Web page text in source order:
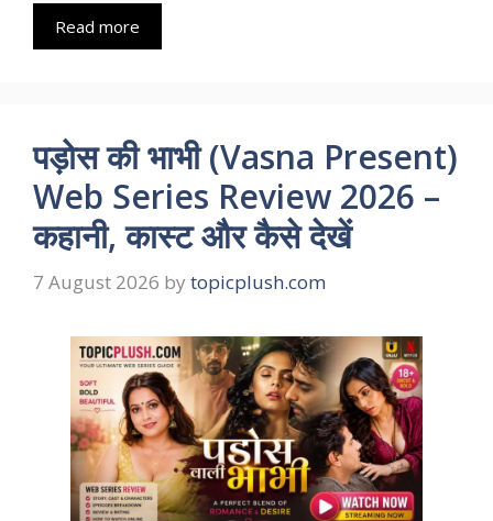
Read more
पड़ोस की भाभी (Vasna Present)
Web Series Review 2026 –
कहानी, कास्ट और कैसे देखें
7 August 2026 by topicplush.com